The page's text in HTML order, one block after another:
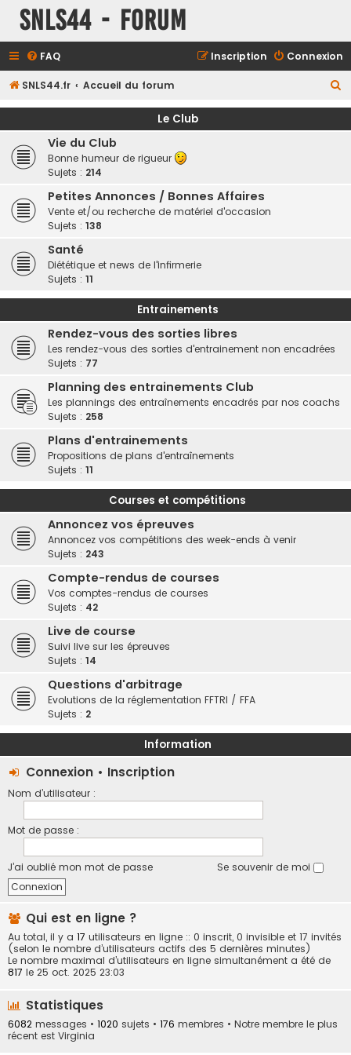
SNLS44 - Forum
FAQ Connexion
Inscription
SNLS44.fr Accueil du forum
e
Le Club
Vie du Club
Bonne humeur de rigueur
Sujets : 214
Petites Annonces / Bonnes Affaires
Vente et/ou recherche de matériel d'occasion
Sujets : 138
Santé
Diététique et news de l'infirmerie
Sujets : 11
Entrainements
Rendez-vous des sorties libres
Les rendez-vous des sorties d'entrainement non encadrées
Sujets : 77
Planning des entrainements Club
Les plannings des entraînements encadrés par nos coachs
Sujets : 258
Plans d'entrainements
Propositions de plans d'entraînements
Sujets : 11
Courses et compétitions
Annoncez vos épreuves
Annoncez vos compétitions des week-ends à venir
Sujets : 243
Compte-rendus de courses
Vos comptes-rendus de courses
Sujets : 42
Live de course
Suivi live sur les épreuves
Sujets : 14
Questions d'arbitrage
Evolutions de la réglementation FFTRI / FFA
Sujets : 2
Information
Connexion • Inscription
Nom d’utilisateur :
Mot de passe :
J’ai oublié mon mot de passe Se souvenir de moi
Qui est en ligne ?
Au total, il y a 17 utilisateurs en ligne :: 0 inscrit, 0 invisible et 17 invités
(selon le nombre d’utilisateurs actifs des 5 dernières minutes)
Le nombre maximal d’utilisateurs en ligne simultanément a été de
817 le 25 oct. 2025 23:03
Statistiques
6082 messages • 1020 sujets • 176 membres • Notre membre le plus
récent est Virginia